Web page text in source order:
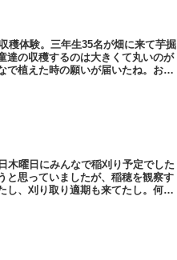
穫体験。三年生35名が畑に来て芋掘
達の収穫するのは大きくて丸いのが
で植えた時の願いが届いたね。おお
木曜日にみんなで稲刈り予定でした
と思っていましたが、稲穂を観察す
し、刈り取り適期も来てたし。何よ